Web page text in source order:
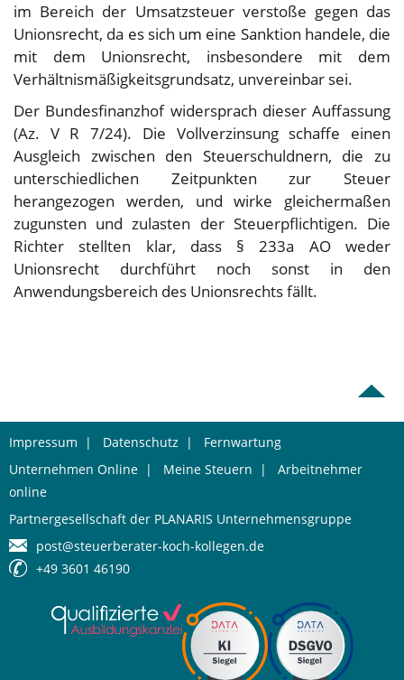
im Bereich der Umsatzsteuer verstoße gegen das
Unionsrecht, da es sich um eine Sanktion handele, die
mit dem Unionsrecht, insbesondere mit dem
Verhältnismäßigkeitsgrundsatz, unvereinbar sei.
Der Bundesfinanzhof widersprach dieser Auffassung
(Az. V R 7/24). Die Vollverzinsung schaffe einen
Ausgleich zwischen den Steuerschuldnern, die zu
unterschiedlichen Zeitpunkten zur Steuer
herangezogen werden, und wirke gleichermaßen
zugunsten und zulasten der Steuerpflichtigen. Die
Richter stellten klar, dass § 233a AO weder
Unionsrecht durchführt noch sonst in den
Anwendungsbereich des Unionsrechts fällt.
Impressum | Datenschutz | Fernwartung
Unternehmen Online | Meine Steuern | Arbeitnehmer
online
Partnergesellschaft der PLANARIS Unternehmensgruppe
post@steuerberater-koch-kollegen.de
+49 3601 46190